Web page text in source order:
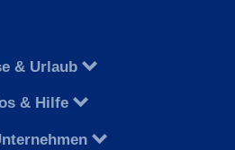
& Urlaub
& Hilfe